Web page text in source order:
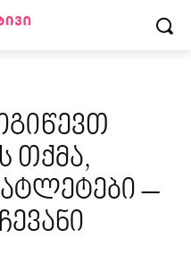
თქმა,
–